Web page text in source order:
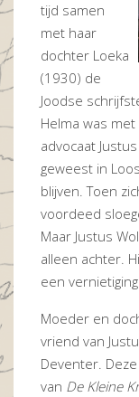
tijd samen
met haar
dochter Loeka
(1930) de
Joodse
Helma was
advocaat
geweest in
blijven. Toen
voordeed
Maar Justus
alleen achter.
een
Moeder en
vriend van
Deventer.
van De Kleine